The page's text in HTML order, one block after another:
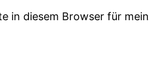
in diesem Browser für